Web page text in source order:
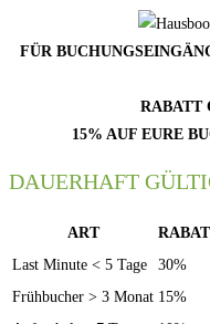
FÜR
RABATT
15% AUF EURE
DAUERHAFT
ART
Last Minute < 5 Tage
30%
Frühbucher > 3 Monat 15%